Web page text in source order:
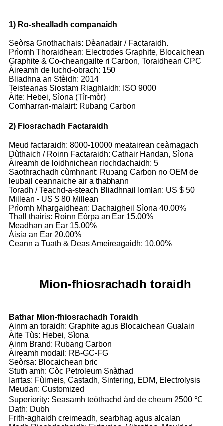
1) Ro-shealladh companaidh
Seòrsa Gnothachais: Dèanadair / Factaraidh.
Prìomh Thoraidhean: Electrodes Graphite, Blocaichean
Graphite & Co-cheangailte ri Carbon, Toraidhean CPC
Àireamh de luchd-obrach: 150
Bliadhna an Stèidh: 2014
Teisteanas Siostam Riaghlaidh: ISO 9000
Àite: Hebei, Sìona (Tìr-mòr)
Comharran-malairt: Rubang Carbon
2) Fiosrachadh Factaraidh
Meud factaraidh: 8000-10000 meatairean ceàrnagach
Dùthaich / Roinn Factaraidh: Cathair Handan, Sìona
Àireamh de loidhnichean riochdachaidh: 5
Saothrachadh cùmhnant: Rubang Carbon no OEM de
leubail ceannaiche air a thabhann
Toradh / Teachd-a-steach Bliadhnail Iomlan: US $ 50
Millean - US $ 80 Millean
Prìomh Mhargaidhean: Dachaigheil Sìona 40.00%
Thall thairis: Roinn Eòrpa an Ear 15.00%
Meadhan an Ear 15.00%
Àisia an Ear 20.00%
Ceann a Tuath & Deas Ameireagaidh: 10.00%
Mion-fhiosrachadh toraidh
Bathar Mion-fhiosrachadh Toraidh
Ainm an toraidh: Graphite agus Blocaichean Gualain
Àite Tùs: Hebei, Sìona
Ainm Brand: Rubang Carbon
Àireamh modail: RB-GC-FG
Seòrsa: Blocaichean bric
Stuth amh: Còc Petroleum Snàthad
Iarrtas: Fùirneis, Castadh, Sintering, EDM, Electrolysis
Meudan: Customized
Superiority: Seasamh teòthachd àrd de cheum 2500 ℃
Dath: Dubh
Frith-aghaidh creimeadh, searbhag agus alcalan